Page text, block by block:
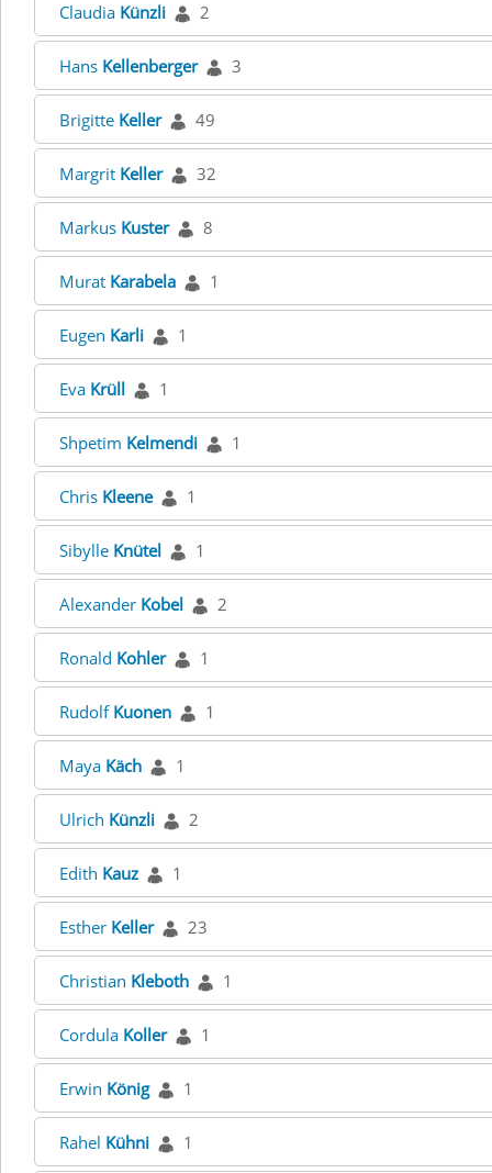
Claudia Künzli 2
Hans Kellenberger 3
Brigitte Keller 49
Margrit Keller 32
Markus Kuster 8
Murat Karabela 1
Eugen Karli 1
Eva Krüll 1
Shpetim Kelmendi 1
Chris Kleene 1
Sibylle Knütel 1
Alexander Kobel 2
Ronald Kohler 1
Rudolf Kuonen 1
Maya Käch 1
Ulrich Künzli 2
Edith Kauz 1
Esther Keller 23
Christian Kleboth 1
Cordula Koller 1
Erwin König 1
Rahel Kühni 1